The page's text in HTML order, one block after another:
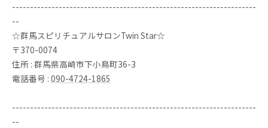
--------------------------------------------------------------------
--
☆群馬スピリチュアルサロンTwin Star☆
〒370-0074
住所 : 群馬県高崎市下小鳥町36-3
電話番号 : 090-4724-1865
--------------------------------------------------------------------
--